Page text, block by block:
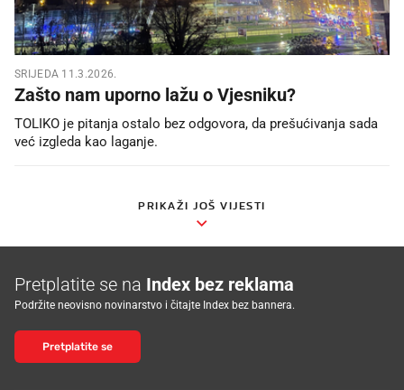
SRIJEDA 11.3.2026.
Zašto nam uporno lažu o Vjesniku?
TOLIKO je pitanja ostalo bez odgovora, da prešućivanja sada
već izgleda kao laganje.
PRIKAŽI JOŠ VIJESTI
Pretplatite se na Index bez reklama
Podržite neovisno novinarstvo i čitajte Index bez bannera.
Pretplatite se